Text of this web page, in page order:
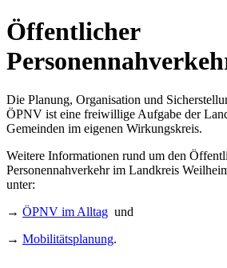
Öffentlicher
Die Planung, Organisation und
ÖPNV ist eine freiwillige Aufgabe der
Gemeinden im eigenen Wirkungskreis.
Weitere Informationen rund um den
Personennahverkehr im Landkreis
unter:
→ ÖPNV im Alltag und
→ Mobilitätsplanung.